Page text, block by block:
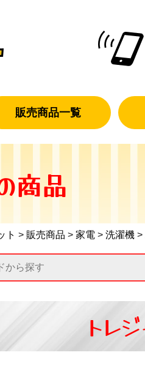
販売商品一覧
商品
ト > 販売商品 > 家電 > 洗濯機 >
トレ